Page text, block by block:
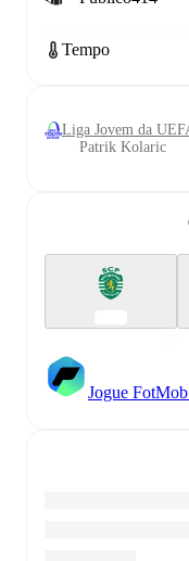
Tempo
Liga Jovem da
Patrik Kolaric
Jogue